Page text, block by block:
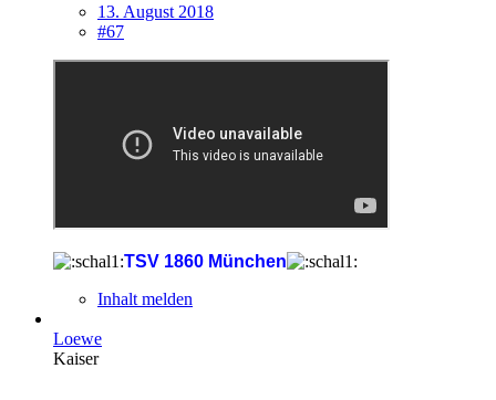
13. August 2018
#67
TSV 1860 München
Inhalt melden
Loewe
Kaiser